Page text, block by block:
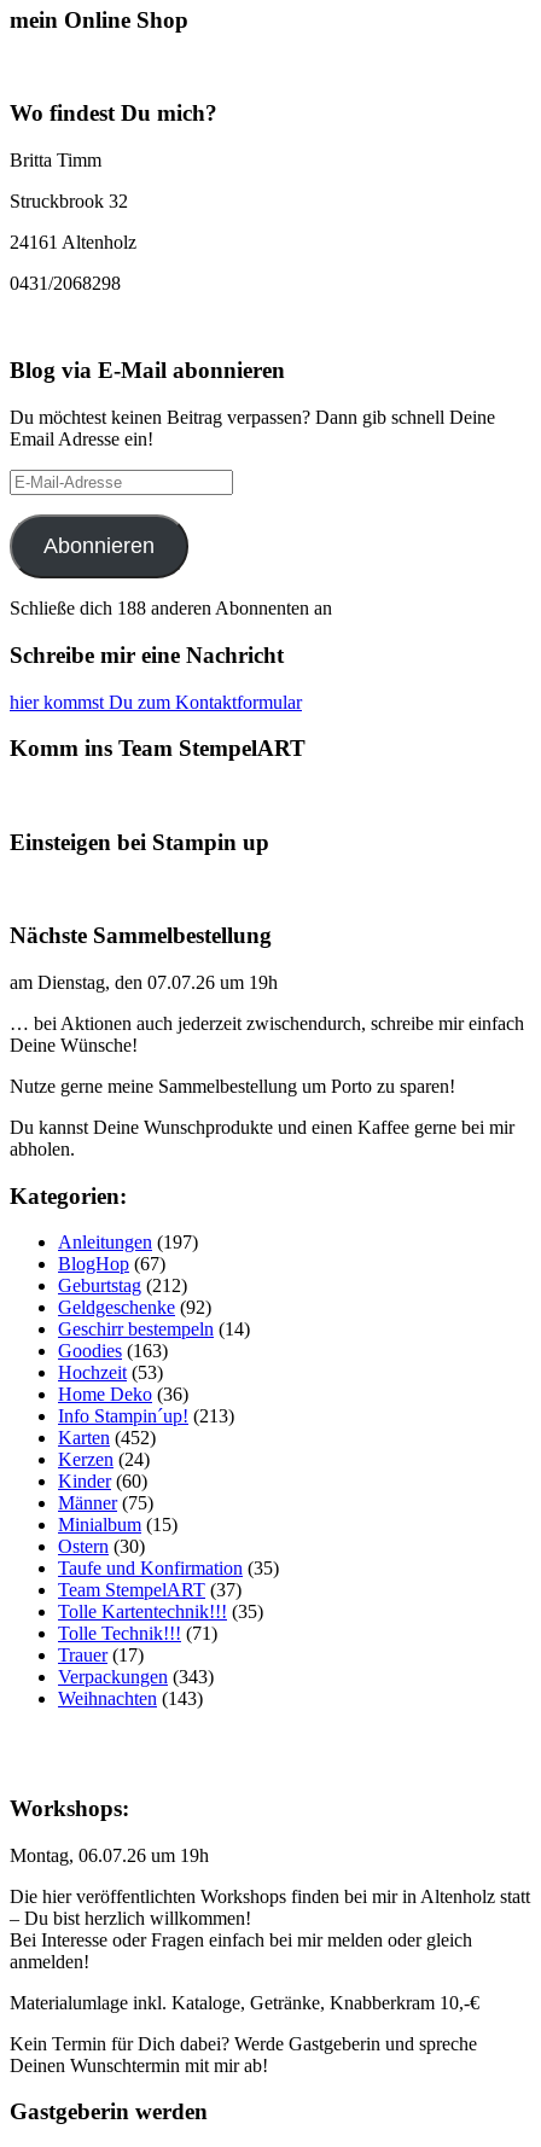
mein Online Shop
Wo findest Du mich?
Britta Timm
Struckbrook 32
24161 Altenholz
0431/2068298
Blog via E-Mail abonnieren
Du möchtest keinen Beitrag verpassen? Dann gib schnell Deine
Email Adresse ein!
E-
Mail-
Adresse
Abonnieren
Schließe dich 188 anderen Abonnenten an
Schreibe mir eine Nachricht
hier kommst Du zum Kontaktformular
Komm ins Team StempelART
Einsteigen bei Stampin up
Nächste Sammelbestellung
am Dienstag, den 07.07.26 um 19h
… bei Aktionen auch jederzeit zwischendurch, schreibe mir einfach
Deine Wünsche!
Nutze gerne meine Sammelbestellung um Porto zu sparen!
Du kannst Deine Wunschprodukte und einen Kaffee gerne bei mir
abholen.
Kategorien:
Anleitungen (197)
BlogHop (67)
Geburtstag (212)
Geldgeschenke (92)
Geschirr bestempeln (14)
Goodies (163)
Hochzeit (53)
Home Deko (36)
Info Stampin´up! (213)
Karten (452)
Kerzen (24)
Kinder(60)
Männer(75)
Minialbum (15)
Ostern (30)
Taufe und Konfirmation (35)
Team StempelART (37)
Tolle Kartentechnik!!! (35)
Tolle Technik!!! (71)
Trauer(17)
Verpackungen (343)
Weihnachten (143)
Workshops:
Montag, 06.07.26 um 19h
Die hier veröffentlichten Workshops finden bei mir in Altenholz statt
– Du bist herzlich willkommen!
Bei Interesse oder Fragen einfach bei mir melden oder gleich
anmelden!
Materialumlage inkl. Kataloge, Getränke, Knabberkram 10,-€
Kein Termin für Dich dabei? Werde Gastgeberin und spreche
Deinen Wunschtermin mit mir ab!
Gastgeberin werden